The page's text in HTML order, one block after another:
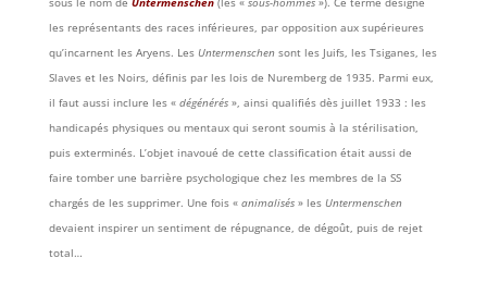
les représentants des races inférieures, par opposition aux supérieures
qu’incarnent les Aryens. Les Untermenschensont les Juifs, les Tsiganes, les
Slaves et les Noirs, définis par les lois de Nuremberg de 1935. Parmi eux,
il faut aussi inclure les « dégénérés», ainsi qualifiés dès juillet 1933 : les
handicapés physiques ou mentaux qui seront soumis à la stérilisation,
puis exterminés. L’objet inavoué de cette classification était aussi de
faire tomber une barrière psychologique chez les membres de la SS
chargés de les supprimer. Une fois « animalisés» les Untermenschen
devaient inspirer un sentiment de répugnance, de dégoût, puis de rejet
total…